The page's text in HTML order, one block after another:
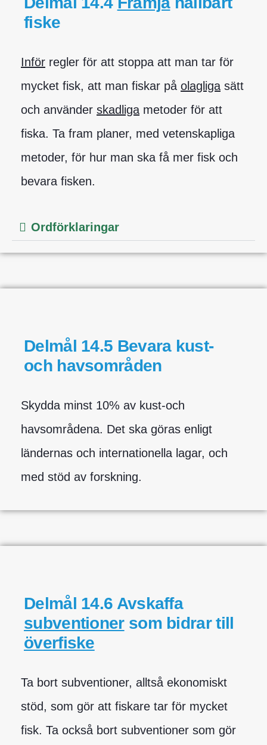
fiske
Inför regler för att stoppa att man tar för
mycket fisk, att man fiskar på olagliga sätt
och använder skadliga metoder för att
fiska. Ta fram planer, med vetenskapliga
metoder, för hur man ska få mer fisk och
bevara fisken.
Ordförklaringar
Delmål 14.5 Bevara kust-
och havsområden
Skydda minst 10% av kust-och
havsområdena. Det ska göras enligt
ländernas och internationella lagar, och
med stöd av forskning.
Delmål 14.6 Avskaffa
subventionersom bidrar till
överfiske
Ta bort subventioner, alltså ekonomiskt
stöd, som gör att fiskare tar för mycket
fisk. Ta också bort subventioner som gör